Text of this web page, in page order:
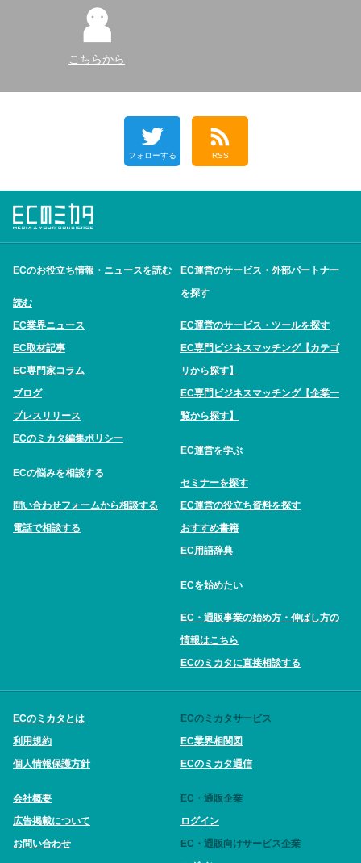
こちらから
フォローする RSS
ECのお役立ち情報・ニュースを読む
読む
EC業界ニュース
EC取材記事
EC専門家コラム
ブログ
プレスリリース
ECのミカタ編集ポリシー
ECの悩みを相談する
問い合わせフォームから相談する
電話で相談する
EC運営のサービス・外部パートナー
を探す
EC運営のサービス・ツールを探す
EC専門ビジネスマッチング【カテゴ
リから探す】
EC専門ビジネスマッチング【企業一
覧から探す】
EC運営を学ぶ
セミナーを探す
EC運営の役立ち資料を探す
おすすめ書籍
EC用語辞典
ECを始めたい
EC・通販事業の始め方・伸ばし方の
情報はこちら
ECのミカタに直接相談する
ECのミカタとは
利用規約
個人情報保護方針
会社概要
広告掲載について
お問い合わせ
ECのミカタサービス
EC業界相関図
ECのミカタ通信
EC・通販企業
ログイン
EC・通販向けサービス企業